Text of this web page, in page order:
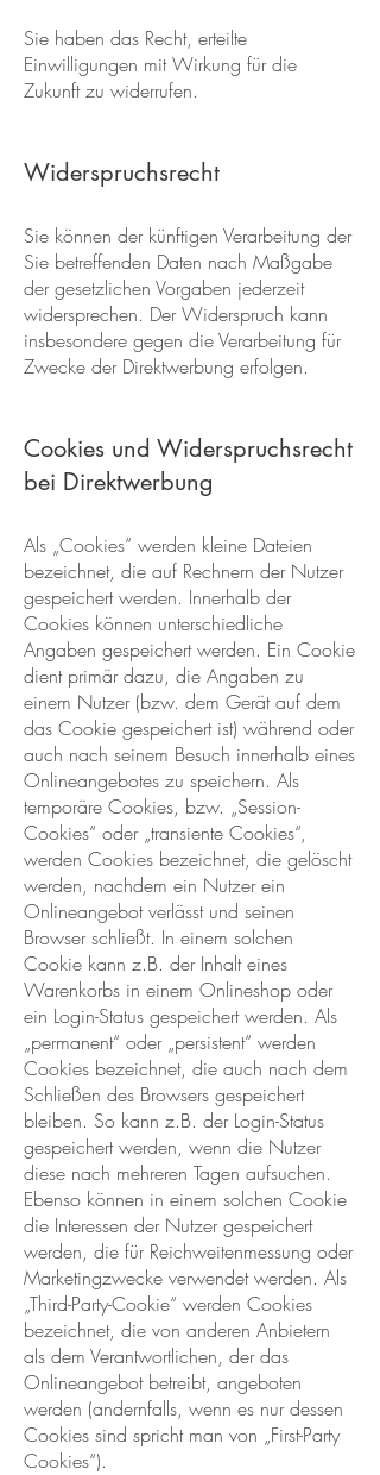
Sie haben das Recht, erteilte
Einwilligungen mit Wirkung für die
Zukunft zu widerrufen.
Widerspruchsrecht
Sie können der künftigen Verarbeitung der
Sie betreffenden Daten nach Maßgabe
der gesetzlichen Vorgaben jederzeit
widersprechen. Der Widerspruch kann
insbesondere gegen die Verarbeitung für
Zwecke der Direktwerbung erfolgen.
Cookies und Widerspruchsrecht
bei Direktwerbung
Als „Cookies“ werden kleine Dateien
bezeichnet, die auf Rechnern der Nutzer
gespeichert werden. Innerhalb der
Cookies können unterschiedliche
Angaben gespeichert werden. Ein Cookie
dient primär dazu, die Angaben zu
einem Nutzer (bzw. dem Gerät auf dem
das Cookie gespeichert ist) während oder
auch nach seinem Besuch innerhalb eines
Onlineangebotes zu speichern. Als
temporäre Cookies, bzw. „Session-
Cookies“ oder „transiente Cookies“,
werden Cookies bezeichnet, die gelöscht
werden, nachdem ein Nutzer ein
Onlineangebot verlässt und seinen
Browser schließt. In einem solchen
Cookie kann z.B. der Inhalt eines
Warenkorbs in einem Onlineshop oder
ein Login-Status gespeichert werden. Als
„permanent“ oder „persistent“ werden
Cookies bezeichnet, die auch nach dem
Schließen des Browsers gespeichert
bleiben. So kann z.B. der Login-Status
gespeichert werden, wenn die Nutzer
diese nach mehreren Tagen aufsuchen.
Ebenso können in einem solchen Cookie
die Interessen der Nutzer gespeichert
werden, die für Reichweitenmessung oder
Marketingzwecke verwendet werden. Als
„Third-Party-Cookie“ werden Cookies
bezeichnet, die von anderen Anbietern
als dem Verantwortlichen, der das
Onlineangebot betreibt, angeboten
werden (andernfalls, wenn es nur dessen
Cookies sind spricht man von „First-Party
Cookies“).